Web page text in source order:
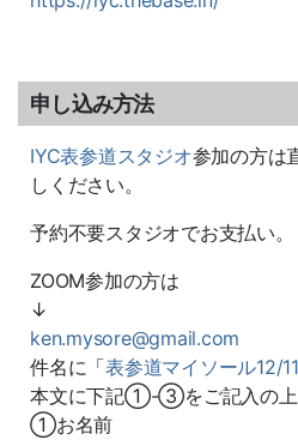
申し込み方法
IYC表参道スタジオ参加の方は
しください。
予約不要スタジオでお支払い。
ZOOM参加の方は
↓
ken.mysore@gmail.com
件名に「表参道マイソール12/
本文に下記①-③をご記入の上
①お名前